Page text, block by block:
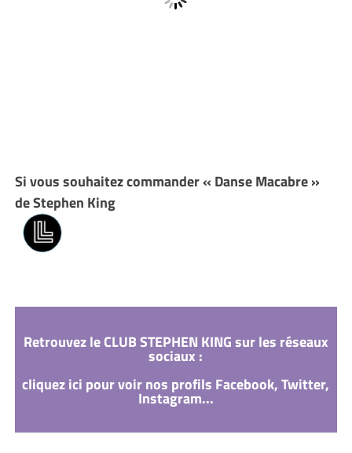
Si vous souhaitez commander « Danse Macabre »
de Stephen King
Retrouvez le CLUB STEPHEN KING sur les réseaux
sociaux :
cliquez ici pour voir nos profils Facebook, Twitter,
Instagram...